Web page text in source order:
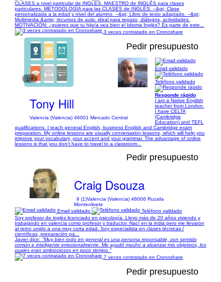
CLASES a nivel particular de INGLÉS. MAESTRO de INGLÉS para clases
particulares. METODOLOGÍA para las CLASES de INGLÉS: --&gt; Clase
personalizada a la edad y nivel del alumno. --&gt; Libro de texto adaptado. --&gt;
Multimedia &amp; recursos de aula: ideal para repaso, diálogos, actividades.
MOTIVACIÓN: ¿quieres que tu hijo/a vea bien el Idioma Inglés? Es parte de este...
3 veces contratado en Cronoshare
1/7
Pedir presupuesto
Tony Hill
Valencia (Valencia) 46001 Mercado Central
Email validado
Teléfono validado
Responde rápido
I am a Native English
teacher from London.
I have CELTA
(Cambridge
Education) and TEFL
qualifications. I teach general English, business English and Cambridge exam
preparation. My online lessons are usually conversation lessons, which will help you
improve your vocabulary, your accent and your grammar. The advantage of online
lessons is that you don’t have to travel to a classroom...
Pedir presupuesto
Craig Dsouza
9 (1)Valencia (Valencia) 46006 Ruzafa
Monteolivete
Email validado
Teléfono validado
Soy profesor de inglés licenciado en psicología. Llevo más de 20 años viviendo y
trabajando en valencia como profesor y traductor. Nací en la india pero me llevaron
al reino unido a una muy corta edad. Soy especialista en clases técnicas /
científicas, preparación pa...
Javier dice: "Muy bien todo en general es una persona reponsable, con sentido
común e inteligente emocionalmente. Me ayudó mucho a alcanzar mis objetivos, los
cuales eran ambiociosos en poco tiempo."
7 veces contratado en Cronoshare
Pedir presupuesto